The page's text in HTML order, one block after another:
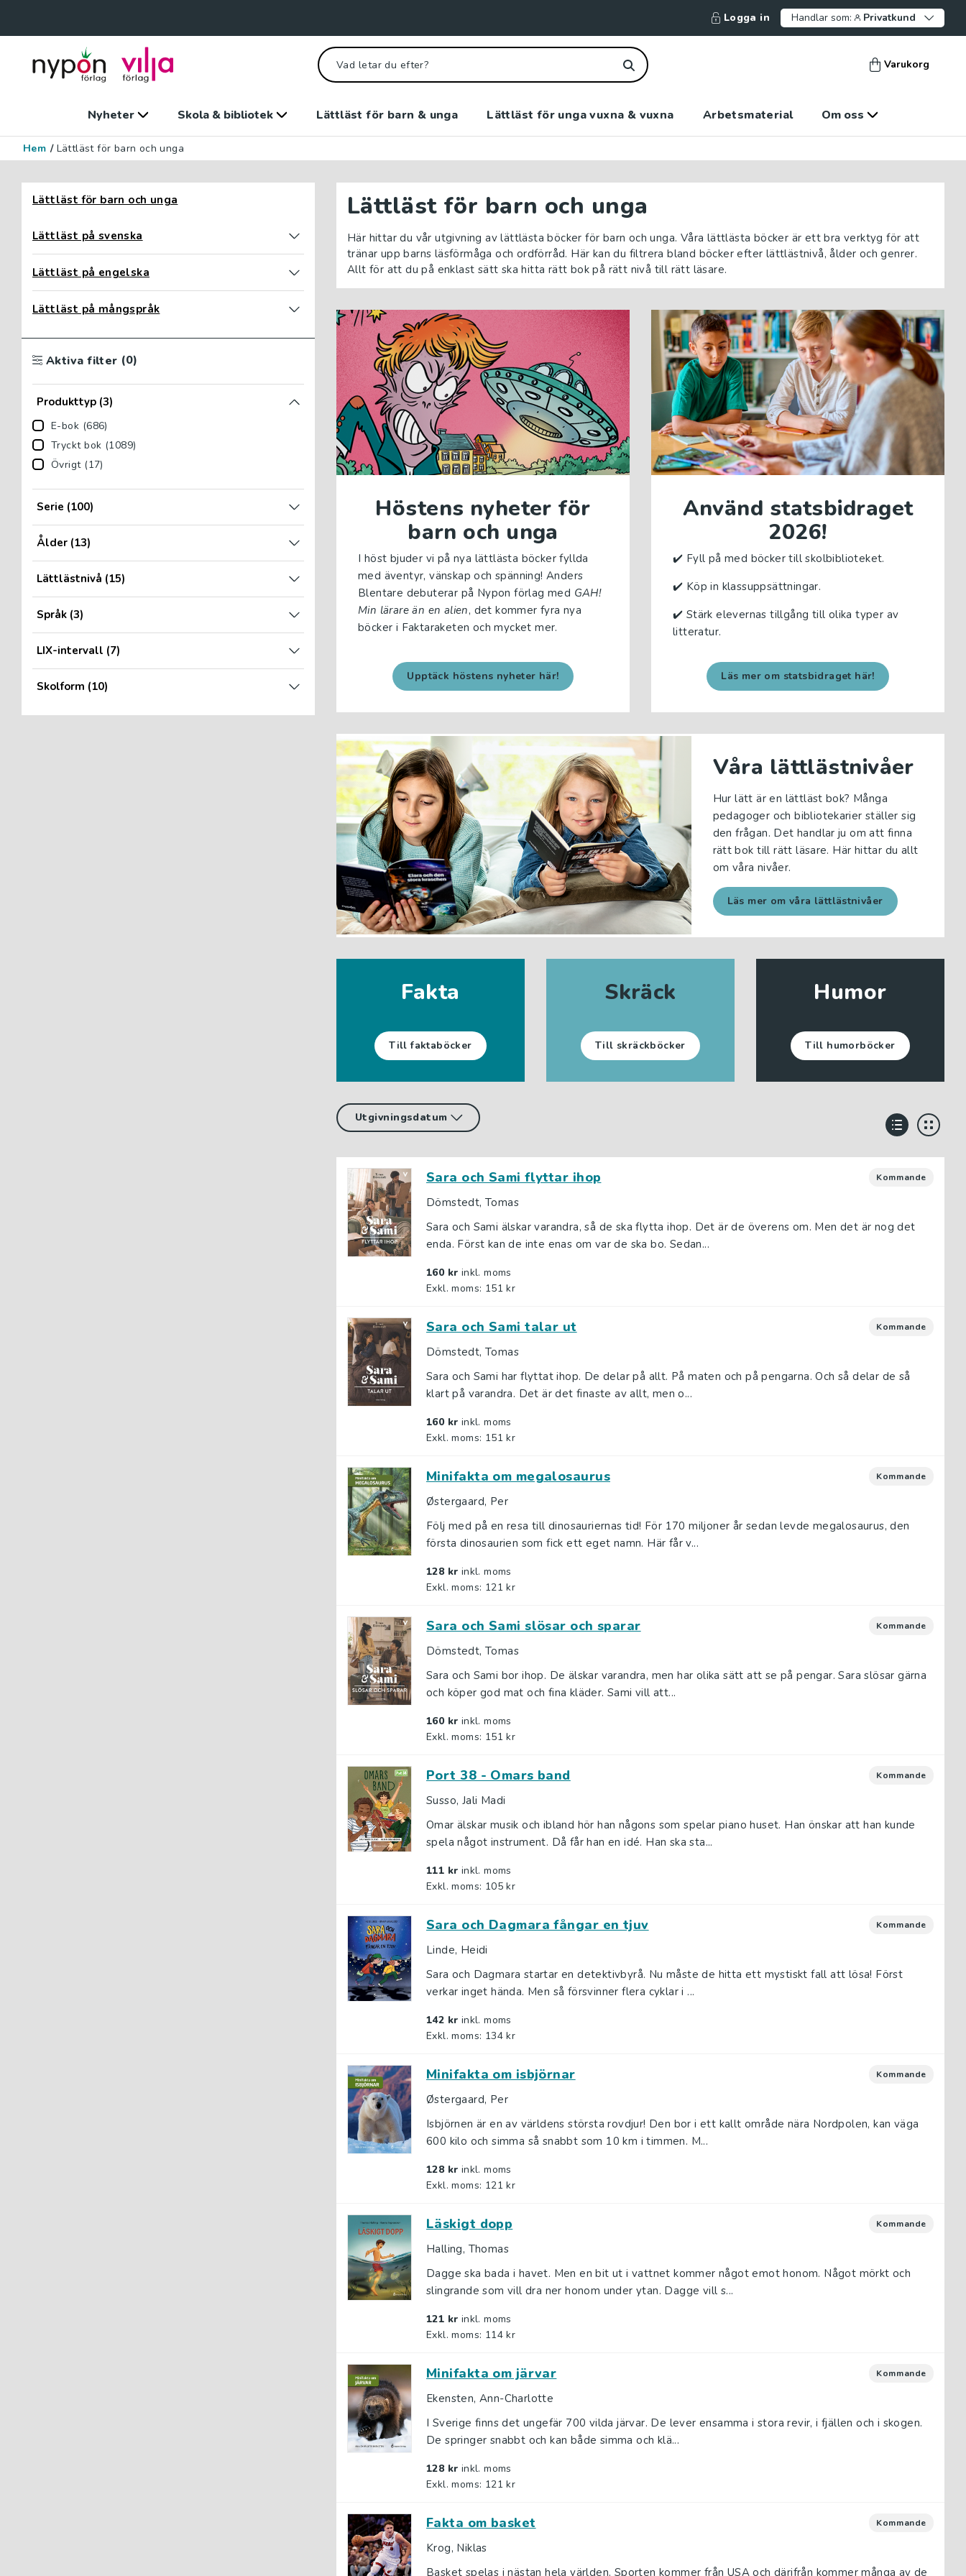
Logga in Handlar som: Privatkund
Varukorg
Nyheter Skola & bibliotek Lättläst för barn & unga Lättläst för unga vuxna & vuxna Arbetsmaterial Om oss
Hem / Lättläst för barn och unga
Hoppa över filter
Lättläst för barn och unga
Lättläst på svenska
Lättläst på engelska
Lättläst på mångspråk
Aktiva filter (0)
Produkttyp (3)
E-bok (686)
Tryckt bok (1089)
Övrigt (17)
Serie (100)
Ålder (13)
Lättlästnivå (15)
Språk (3)
LIX-intervall (7)
Skolform (10)
Lättläst för barn och unga
Här hittar du vår utgivning av lättlästa böcker för barn och unga. Våra lättlästa böcker är ett bra verktyg för att
tränar upp barns läsförmåga och ordförråd. Här kan du filtrera bland böcker efter lättlästnivå, ålder och genrer.
Allt för att du på enklast sätt ska hitta rätt bok på rätt nivå till rätt läsare.
Höstens nyheter för
barn och unga
I höst bjuder vi på nya lättlästa böcker fyllda
med äventyr, vänskap och spänning! Anders
Blentare debuterar på Nypon förlag med GAH!
Min lärare än en alien, det kommer fyra nya
böcker i Faktaraketen och mycket mer.
Upptäck höstens nyheter här!
Använd statsbidraget
2026!
✔️ Fyll på med böcker till skolbiblioteket.
✔️ Köp in klassuppsättningar.
✔️ Stärk elevernas tillgång till olika typer av
litteratur.
Läs mer om statsbidraget här!
Våra lättlästnivåer
Hur lätt är en lättläst bok? Många
pedagoger och bibliotekarier ställer sig
den frågan. Det handlar ju om att finna
rätt bok till rätt läsare. Här hittar du allt
om våra nivåer.
Läs mer om våra lättlästnivåer
Fakta
Till faktaböcker
Skräck
Till skräckböcker
Humor
Till humorböcker
Sara och Sami flyttar ihop Kommande
Dömstedt, Tomas
Sara och Sami älskar varandra, så de ska flytta ihop. Det är de överens om. Men det är nog det
enda. Först kan de inte enas om var de ska bo. Sedan...
160 kr inkl. moms
Exkl. moms: 151 kr
Sara och Sami talar ut Kommande
Dömstedt, Tomas
Sara och Sami har flyttat ihop. De delar på allt. På maten och på pengarna. Och så delar de så
klart på varandra. Det är det finaste av allt, men o...
160 kr inkl. moms
Exkl. moms: 151 kr
Minifakta om megalosaurus Kommande
Østergaard, Per
Följ med på en resa till dinosauriernas tid! För 170 miljoner år sedan levde megalosaurus, den
första dinosaurien som fick ett eget namn. Här får v...
128 kr inkl. moms
Exkl. moms: 121 kr
Sara och Sami slösar och sparar Kommande
Dömstedt, Tomas
Sara och Sami bor ihop. De älskar varandra, men har olika sätt att se på pengar. Sara slösar gärna
och köper god mat och fina kläder. Sami vill att...
160 kr inkl. moms
Exkl. moms: 151 kr
Port 38 - Omars band Kommande
Susso, Jali Madi
Omar älskar musik och ibland hör han någons som spelar piano huset. Han önskar att han kunde
spela något instrument. Då får han en idé. Han ska sta...
111 kr inkl. moms
Exkl. moms: 105 kr
Sara och Dagmara fångar en tjuv Kommande
Linde, Heidi
Sara och Dagmara startar en detektivbyrå. Nu måste de hitta ett mystiskt fall att lösa! Först
verkar inget hända. Men så försvinner flera cyklar i ...
142 kr inkl. moms
Exkl. moms: 134 kr
Minifakta om isbjörnar Kommande
Østergaard, Per
Isbjörnen är en av världens största rovdjur! Den bor i ett kallt område nära Nordpolen, kan väga
600 kilo och simma så snabbt som 10 km i timmen. M...
128 kr inkl. moms
Exkl. moms: 121 kr
Läskigt dopp Kommande
Halling, Thomas
Dagge ska bada i havet. Men en bit ut i vattnet kommer något emot honom. Något mörkt och
slingrande som vill dra ner honom under ytan. Dagge vill s...
121 kr inkl. moms
Exkl. moms: 114 kr
Minifakta om järvar Kommande
Ekensten, Ann-Charlotte
I Sverige finns det ungefär 700 vilda järvar. De lever ensamma i stora revir, i fjällen och i skogen.
De springer snabbt och kan både simma och klä...
128 kr inkl. moms
Exkl. moms: 121 kr
Fakta om basket Kommande
Krog, Niklas
Basket spelas i nästan hela världen. Sporten kommer från USA och därifrån kommer många av de